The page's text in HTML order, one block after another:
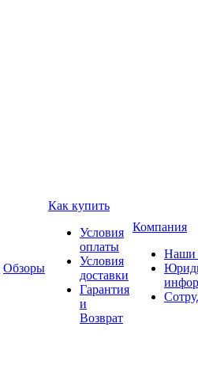
Обзоры
Как купить
Условия
оплаты
Условия
доставки
Гарантия
и
Возврат
Компания
Наши